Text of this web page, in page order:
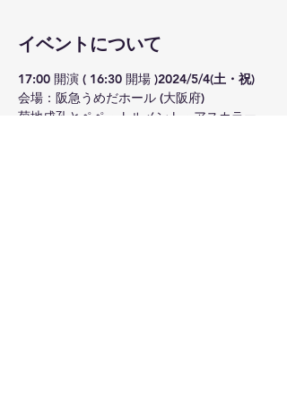
イベントについて
17:00 開演 ( 16:30 開場 )2024/5/4(土・祝)
会場：阪急うめだホール (大阪府)
菊地成孔とペペ・トルメント・アスカラー